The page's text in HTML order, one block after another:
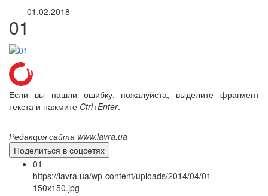
01.02.2018
01
Если вы нашли ошибку, пожалуйста, выделите фрагмент
текста и нажмите Ctrl+Enter.
Редакция сайта www.lavra.ua
Поделиться в соцсетях
01
https://lavra.ua/wp-content/uploads/2014/04/01-
150x150.jpg